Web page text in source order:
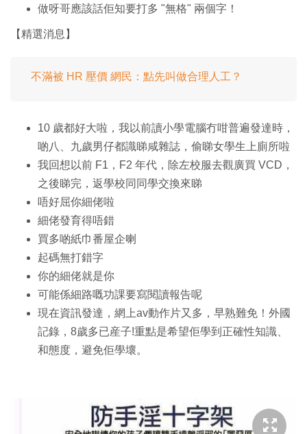
做呀哥應該話佢知要打多 "無格" 兩個字！
【精選消息】
不滿被 HR 壓價 網民：點先叫做合理人工？
10 歲都好大啦，我以前讀小學電腦冇咁普遍發達時，
啲八、九歲男仔都識睇咸雜誌，偷睇女學生上廁所啦
我回想以前 F1，F2 年代，除左校服去觀廣買 VCD，
之後睇完，返學校同同學交換來睇
唔好屈你細佬啦
細佬發育得唔錯
買多啲紙巾番屋企喇
起碼無打錯字
你的細佬就是你
可能係細路嘅功課要寫閱讀報告呢
現在資訊發達，網上av動作片又多，早熟難免！外國
記錄，8歲多已産子!重點是希望佢學到正確性知識、
和態度，避免佢學壞。